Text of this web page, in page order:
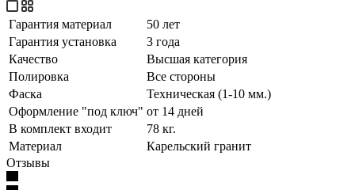
Гарантия материал
50 лет
Гарантия установка
3 года
Качество
Высшая категория
Полировка
Все стороны
Фаска
Техническая (1-10 мм.)
Оформление "под ключ" от 14 дней
В комплект входит
78 кг.
Материал
Карельский гранит
Отзывы